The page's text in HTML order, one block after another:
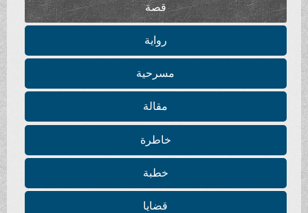
قصة
رواية
مسرحية
مقالة
خاطرة
خطبة
قضايا